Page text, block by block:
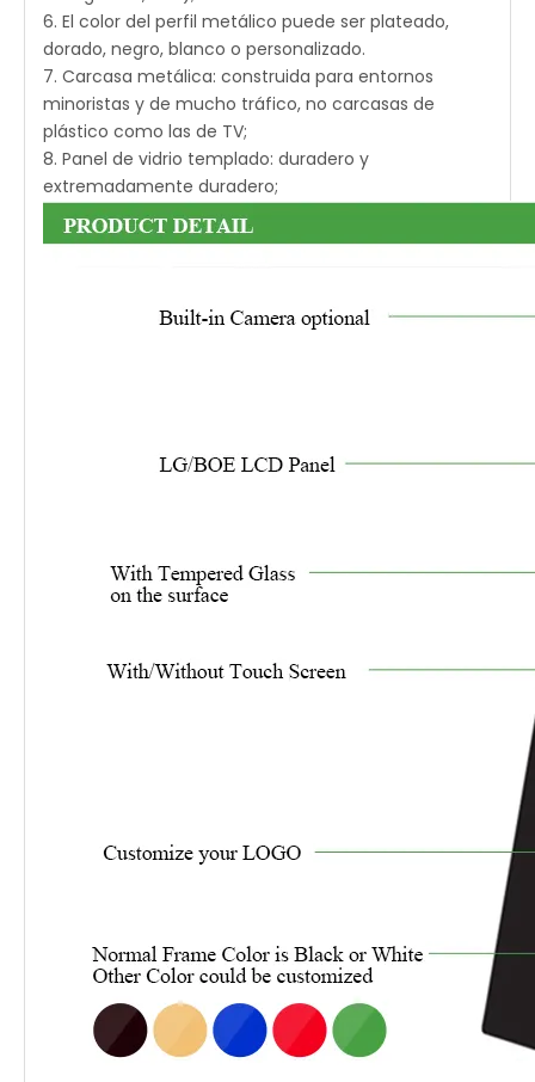
6. El color del perfil metálico puede ser plateado,
dorado, negro, blanco o personalizado.
7. Carcasa metálica: construida para entornos
minoristas y de mucho tráfico, no carcasas de
plástico como las de TV;
8. Panel de vidrio templado: duradero y
extremadamente duradero;